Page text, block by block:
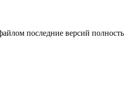
последние версий